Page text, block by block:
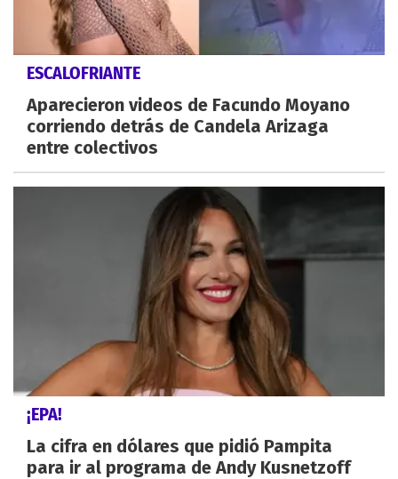
ESCALOFRIANTE
Aparecieron videos de Facundo Moyano
corriendo detrás de Candela Arizaga
entre colectivos
¡EPA!
La cifra en dólares que pidió Pampita
para ir al programa de Andy Kusnetzoff